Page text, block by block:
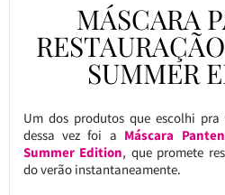
MÁSCARA
SUMMER
Um dos produtos que escolhi
dessa vez foi a Máscara
Summer Edition, que promete
do verão instantaneamente.